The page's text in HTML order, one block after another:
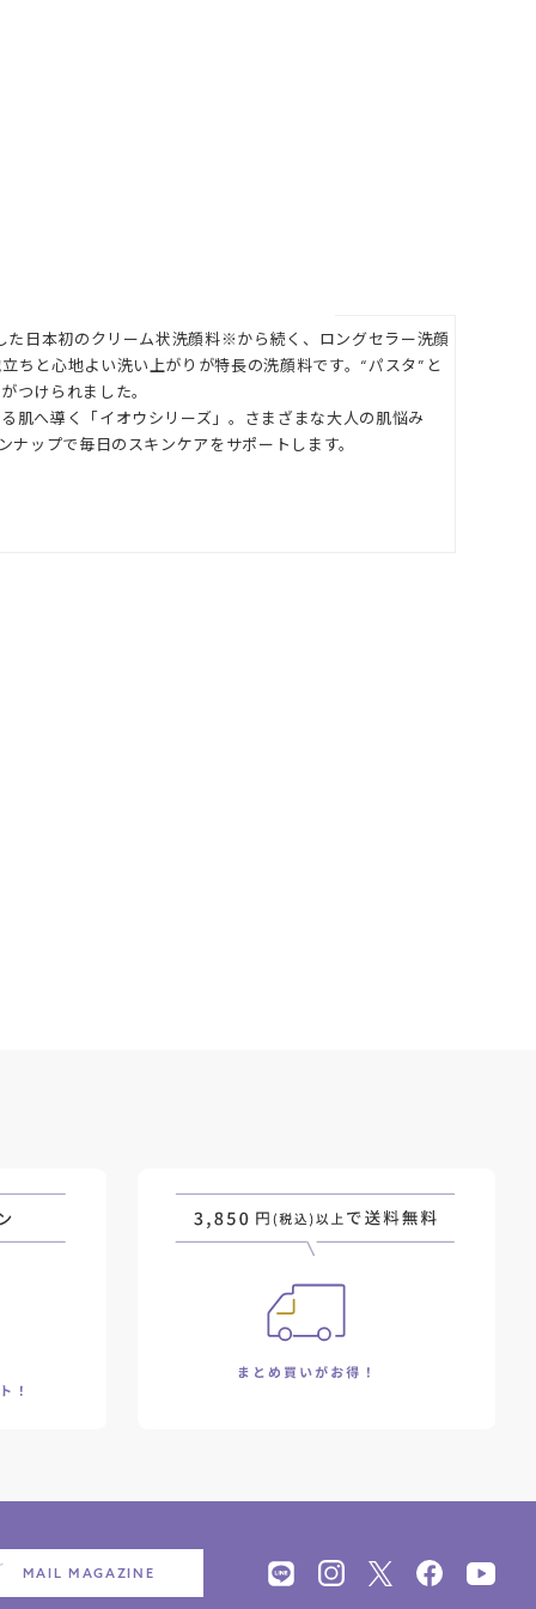
日本初のクリーム状洗顔料※から続く、ロングセラー洗顔
ちと心地よい洗い上がりが特長の洗顔料です。“パスタ”と
つけられました。
肌へ導く「イオウシリーズ」。さまざまな大人の肌悩み
ップで毎日のスキンケアをサポートします。
MAIL MAGAZINE